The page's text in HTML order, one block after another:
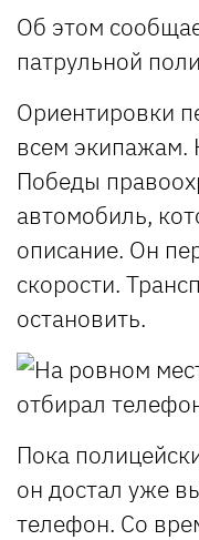
Об этом
патрульной
Ориентировки
всем экипажам.
Победы
автомобиль,
описание. Он
скорости.
остановить.
Пока
он достал уже
телефон. Со